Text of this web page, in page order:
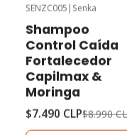
Agotado
SENZC005 | Senka
Shampoo
Control Caída
Fortalecedor
Capilmax &
Moringa
$7.490 CLP$8.990